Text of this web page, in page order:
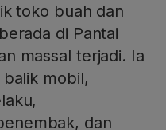
toko buah dan
di Pantai
massal terjadi. Ia
mobil,
dan